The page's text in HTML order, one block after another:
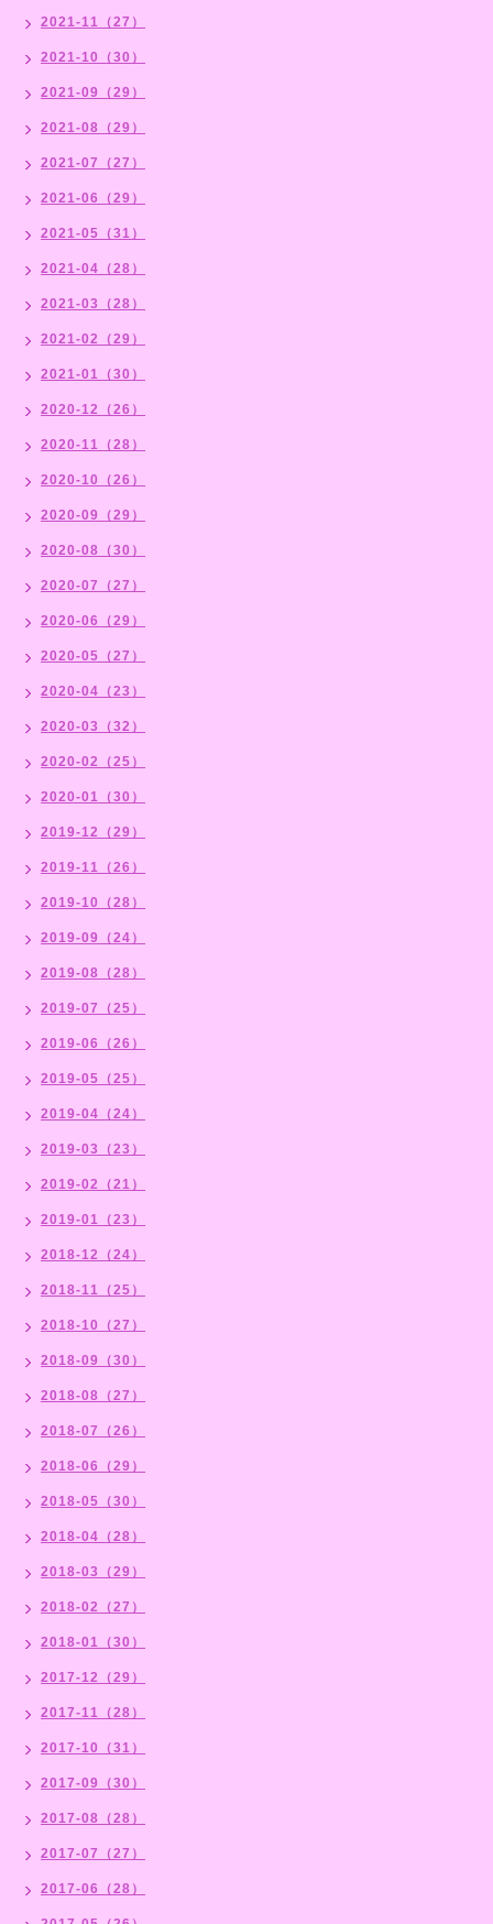
2021-11（27）
2021-10（30）
2021-09（29）
2021-08（29）
2021-07（27）
2021-06（29）
2021-05（31）
2021-04（28）
2021-03（28）
2021-02（29）
2021-01（30）
2020-12（26）
2020-11（28）
2020-10（26）
2020-09（29）
2020-08（30）
2020-07（27）
2020-06（29）
2020-05（27）
2020-04（23）
2020-03（32）
2020-02（25）
2020-01（30）
2019-12（29）
2019-11（26）
2019-10（28）
2019-09（24）
2019-08（28）
2019-07（25）
2019-06（26）
2019-05（25）
2019-04（24）
2019-03（23）
2019-02（21）
2019-01（23）
2018-12（24）
2018-11（25）
2018-10（27）
2018-09（30）
2018-08（27）
2018-07（26）
2018-06（29）
2018-05（30）
2018-04（28）
2018-03（29）
2018-02（27）
2018-01（30）
2017-12（29）
2017-11（28）
2017-10（31）
2017-09（30）
2017-08（28）
2017-07（27）
2017-06（28）